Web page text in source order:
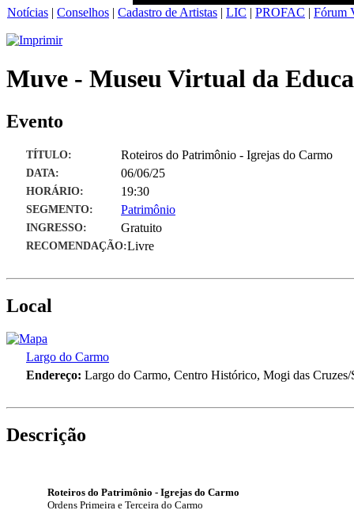
Notícias | Conselhos | Cadastro de Artistas | LIC | PROFAC | Fórum
Muve - Museu Virtual da
Evento
TÍTULO: Roteiros do Patrimônio - Igrejas do Carmo
DATA: 06/06/25
HORÁRIO: 19:30
SEGMENTO: Patrimônio
INGRESSO: Gratuito
RECOMENDAÇÃO:Livre
Local
Largo do Carmo
Endereço: Largo do Carmo, Centro Histórico, Mogi das Cruzes/
Descrição
Roteiros do Patrimônio - Igrejas do Carmo
Ordens Primeira e Terceira do Carmo